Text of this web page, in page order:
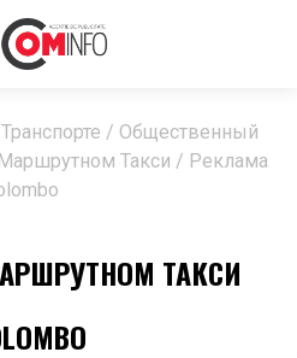
/ Общественный
Такси / Реклама
ТАКСИ